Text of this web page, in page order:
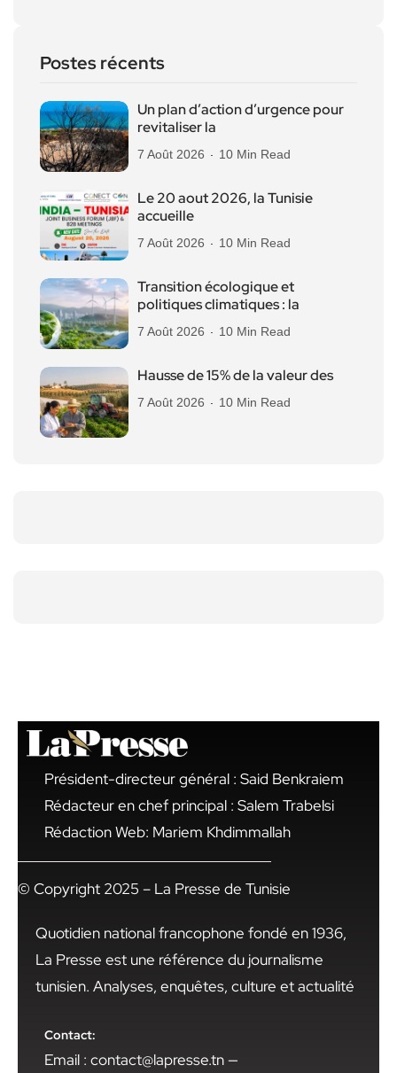
Postes récents
Un plan d’action d’urgence pour
revitaliser la
7 Août 2026 10 Min Read
Le 20 aout 2026, la Tunisie
accueille
7 Août 2026 10 Min Read
Transition écologique et
politiques climatiques : la
7 Août 2026 10 Min Read
Hausse de 15% de la valeur des
7 Août 2026 10 Min Read
Président-directeur général : Said Benkraiem
Rédacteur en chef principal : Salem Trabelsi
Rédaction Web: Mariem Khdimmallah
© Copyright 2025 – La Presse de Tunisie
Quotidien national francophone fondé en 1936,
La Presse est une référence du journalisme
tunisien. Analyses, enquêtes, culture et actualité
Contact:
Email : contact@lapresse.tn —